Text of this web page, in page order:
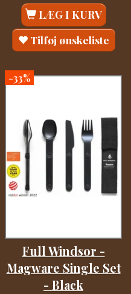
LÆG I KURV
Tilføj ønskeliste
-33%
Full Windsor -
Magware Single Set
- Black